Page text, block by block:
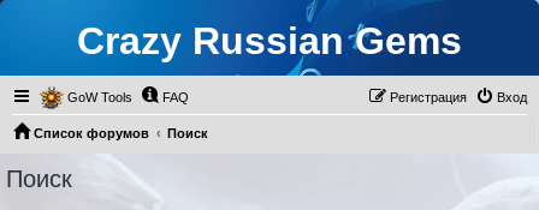
Crazy Russian Gems
GoW Tools FAQ Вход
Регистрация
Список форумов Поиск
Поиск